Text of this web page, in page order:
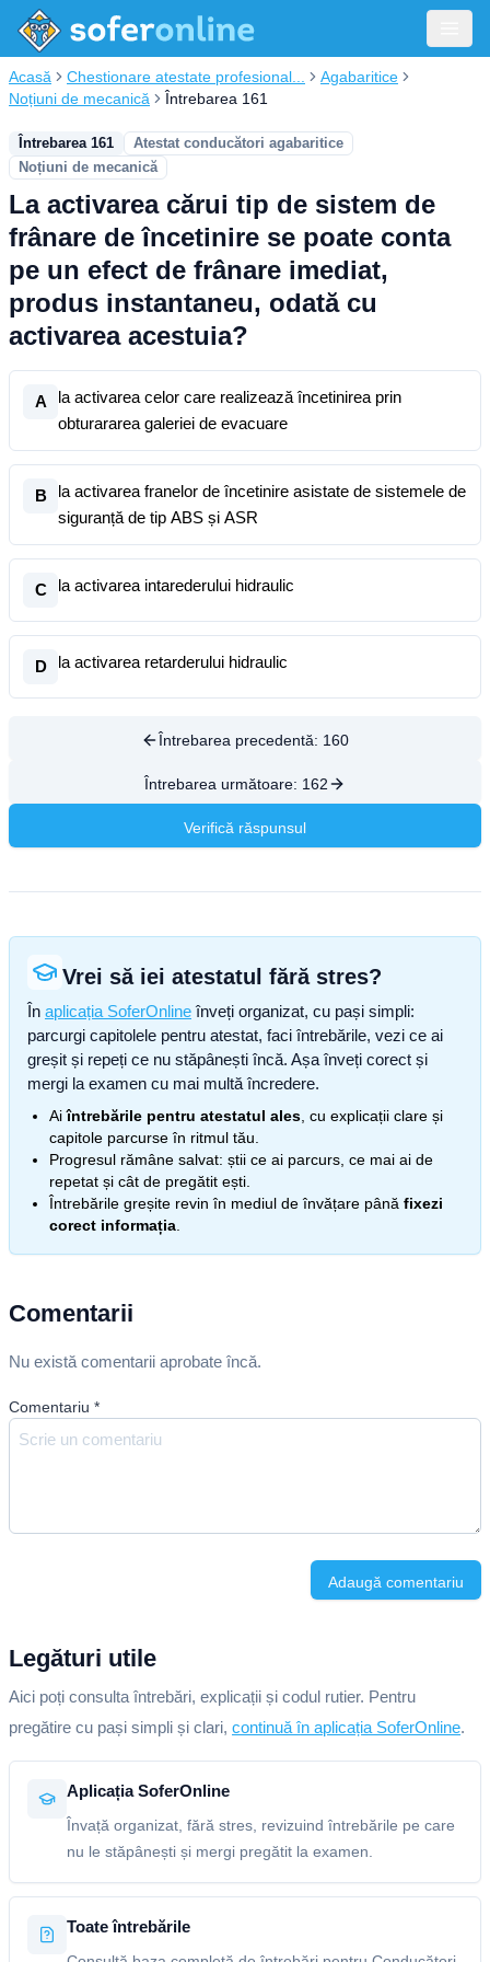
Acasă Chestionare atestate profesional...
Agabaritice
Noțiuni de mecanică
Întrebarea 161
Întrebarea 161
Atestat conducători agabaritice
Noțiuni de mecanică
La activarea cărui tip de sistem de
frânare de încetinire se poate conta
pe un efect de frânare imediat,
produs instantaneu, odată cu
activarea acestuia?
A
la activarea celor care realizează încetinirea prin
obturararea galeriei de evacuare
B
la activarea franelor de încetinire asistate de sistemele de
siguranță de tip ABS și ASR
C la activarea intarederului hidraulic
D la activarea retarderului hidraulic
Întrebarea precedentă: 160
Întrebarea următoare: 162
Verifică răspunsul
Vrei să iei atestatul fără stres?
În aplicația SoferOnline înveți organizat, cu pași simpli:
parcurgi capitolele pentru atestat, faci întrebările, vezi ce ai
greșit și repeți ce nu stăpânești încă. Așa înveți corect și
mergi la examen cu mai multă încredere.
Aiîntrebările pentru atestatul ales , cu explicații clare și
capitole parcurse în ritmul tău.
Progresul rămâne salvat: știi ce ai parcurs, ce mai ai de
repetat și cât de pregătit ești.
Întrebările greșite revin în mediul de învățare până fixezi
corect informația
Comentarii
Nu există comentarii aprobate încă.
Comentariu *
Adaugă comentariu
Legături utile
Aici poți consulta întrebări, explicații și codul rutier. Pentru
pregătire cu pași simpli și clari, continuă în aplicația SoferOnline.
Aplicația SoferOnline
Învață organizat, fără stres, revizuind întrebările pe care
nu le stăpânești și mergi pregătit la examen.
Toate întrebările